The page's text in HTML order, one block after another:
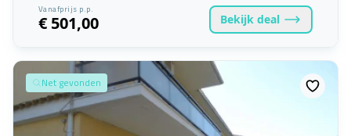
Vanafprijs p.p.
€ 501,00 Bekijk deal
Net gevonden